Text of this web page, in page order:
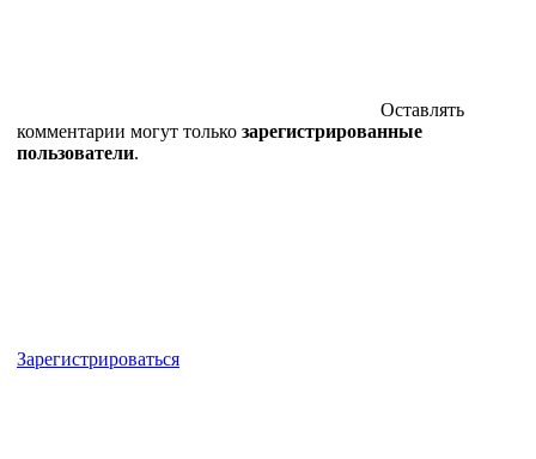
Оставлять
комментарии могут только зарегистрированные
пользователи.
Зарегистрироваться